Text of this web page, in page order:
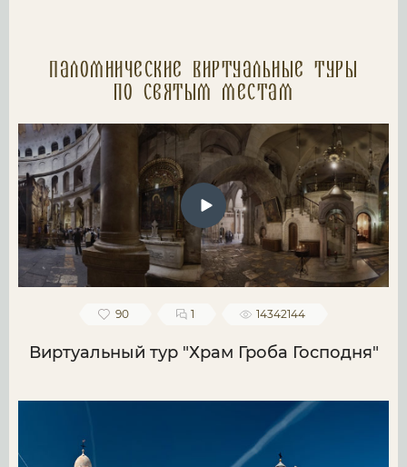
Паломнические Виртуальные туры
по святым местам
90 1 14342144
Виртуальный тур "Храм Гроба Господня"